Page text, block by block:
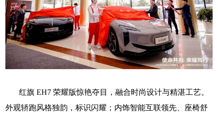
红旗 EH7荣耀版惊艳夺目，融合时尚设计与精湛工艺。
外观轿跑风格独韵，标识闪耀；内饰智能互联领先、座椅舒